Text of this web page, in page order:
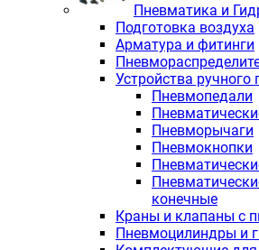
Пневматика и
Подготовка воздуха
Арматура и фитинги
Устройства
Пневмопедали
Пневморычаги
Пневмокнопки
конечные
Краны и клапаны с
Пневмоцилиндры и